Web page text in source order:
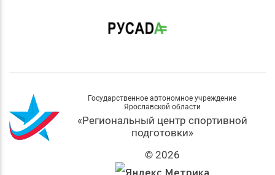
Государственное автономное учреждение
Ярославской области
«Региональный центр спортивной
подготовки»
© 2026